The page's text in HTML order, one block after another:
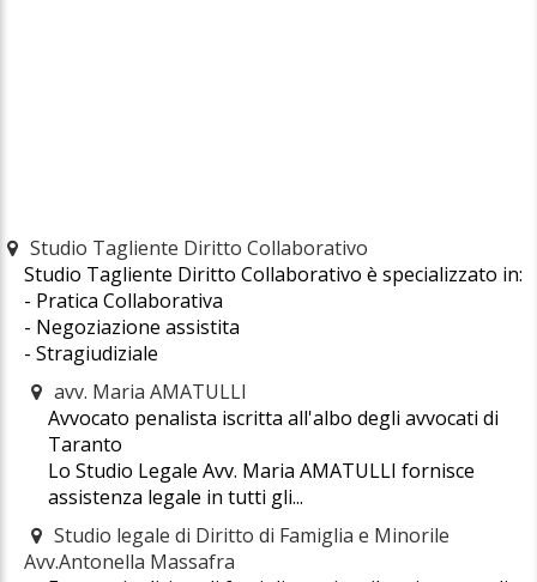
Studio Tagliente Diritto Collaborativo
Studio Tagliente Diritto Collaborativo è specializzato in:
- Pratica Collaborativa
- Negoziazione assistita
- Stragiudiziale
avv. Maria AMATULLI
Avvocato penalista iscritta all'albo degli avvocati di
Taranto
Lo Studio Legale Avv. Maria AMATULLI fornisce
assistenza legale in tutti gli...
Studio legale di Diritto di Famiglia e Minorile
Avv.Antonella Massafra